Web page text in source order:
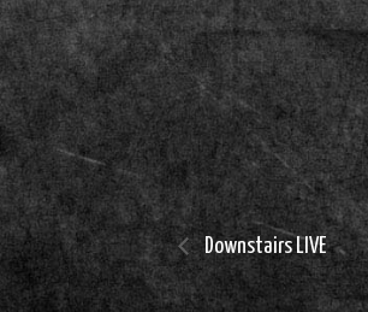
Downstairs LIVE